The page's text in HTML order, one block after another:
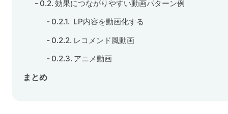
効果につながりやすい動画パターン例
LP内容を動画化する
レコメンド風動画
アニメ動画
まとめ